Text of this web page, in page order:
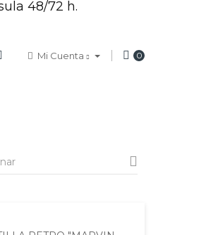
48/72 h.
Mi Cuenta 0
